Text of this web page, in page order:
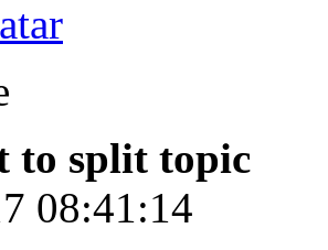
to split topic
08:41:14